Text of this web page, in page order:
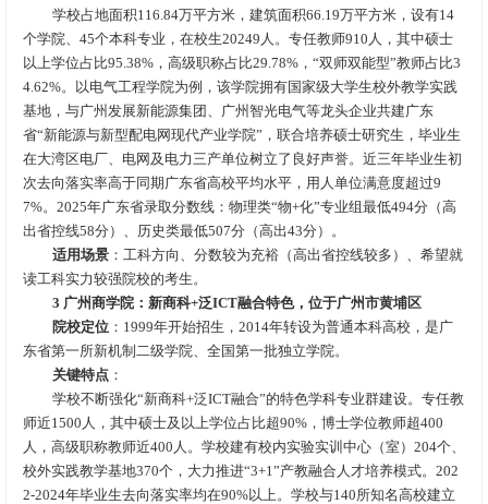
学校占地面积116.84万平方米，建筑面积66.19万平方米，设有14
个学院、45个本科专业，在校生20249人。专任教师910人，其中硕士
以上学位占比95.38%，高级职称占比29.78%，“双师双能型”教师占比3
4.62%。以电气工程学院为例，该学院拥有国家级大学生校外教学实践
基地，与广州发展新能源集团、广州智光电气等龙头企业共建广东
省“新能源与新型配电网现代产业学院”，联合培养硕士研究生，毕业生
在大湾区电厂、电网及电力三产单位树立了良好声誉。近三年毕业生初
次去向落实率高于同期广东省高校平均水平，用人单位满意度超过9
7%。2025年广东省录取分数线：物理类“物+化”专业组最低494分（高
出省控线58分）、历史类最低507分（高出43分）。
适用场景：工科方向、分数较为充裕（高出省控线较多）、希望就
读工科实力较强院校的考生。
3 广州商学院：新商科+泛ICT融合特色，位于广州市黄埔区
院校定位：1999年开始招生，2014年转设为普通本科高校，是广
东省第一所新机制二级学院、全国第一批独立学院。
关键特点：
学校不断强化“新商科+泛ICT融合”的特色学科专业群建设。专任教
师近1500人，其中硕士及以上学位占比超90%，博士学位教师超400
人，高级职称教师近400人。学校建有校内实验实训中心（室）204个、
校外实践教学基地370个，大力推进“3+1”产教融合人才培养模式。202
2-2024年毕业生去向落实率均在90%以上。学校与140所知名高校建立